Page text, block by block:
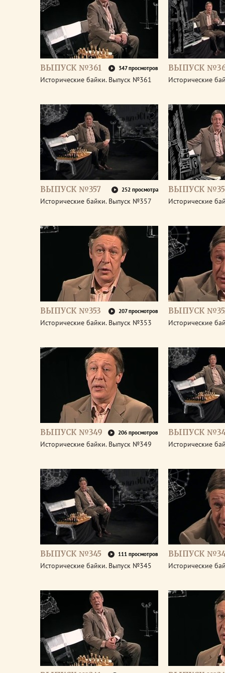
ВЫПУСК №361 347 просмотров
Исторические байки. Выпуск №361
ВЫПУСК
Исторические
ВЫПУСК №357 252 просмотра
Исторические байки. Выпуск №357
ВЫПУСК
Исторические
ВЫПУСК №353 207 просмотров
Исторические байки. Выпуск №353
ВЫПУСК
Исторические
ВЫПУСК №349 206 просмотров
Исторические байки. Выпуск №349
ВЫПУСК
Исторические
ВЫПУСК №345 111 просмотров
Исторические байки. Выпуск №345
ВЫПУСК
Исторические